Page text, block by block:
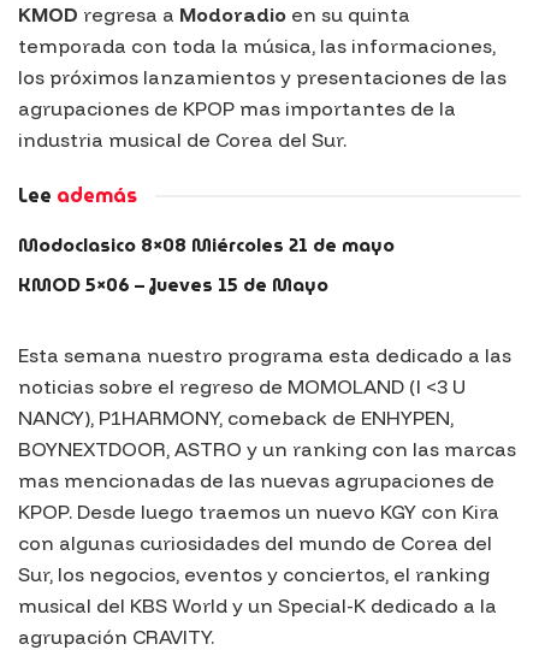
KMOD regresa a Modoradio en su quinta
temporada con toda la música, las informaciones,
los próximos lanzamientos y presentaciones de las
agrupaciones de KPOP mas importantes de la
industria musical de Corea del Sur.
Lee además
Modoclasico 8×08 Miércoles 21 de mayo
KMOD 5×06 – Jueves 15 de Mayo
Esta semana nuestro programa esta dedicado a las
noticias sobre el regreso de MOMOLAND (I <3 U
NANCY), P1HARMONY, comeback de ENHYPEN,
BOYNEXTDOOR, ASTRO y un ranking con las marcas
mas mencionadas de las nuevas agrupaciones de
KPOP. Desde luego traemos un nuevo KGY con Kira
con algunas curiosidades del mundo de Corea del
Sur, los negocios, eventos y conciertos, el ranking
musical del KBS World y un Special-K dedicado a la
agrupación CRAVITY.